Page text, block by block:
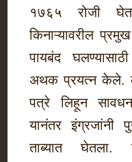
१७६५ रोजी
किनाऱ्यावरील
पायबंद
अथक प्रयत्न केले.
पत्रे लिहून
यानंतर इंग्रजांनी
ताब्यात घेतला.